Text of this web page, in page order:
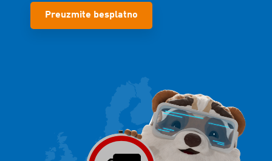
Preuzmite besplatno